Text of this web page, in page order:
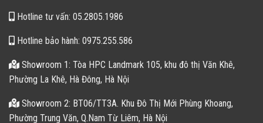
Hotline tư vấn: 05.2805.1986
Hotline bảo hành: 0975.255.586
Showroom 1: Tòa HPC Landmark 105, khu đô thị Văn Khê,
Phường La Khê, Hà Đông, Hà Nội
Showroom 2: BT06/TT3A. Khu Đô Thị Mới Phùng Khoang,
Phường Trung Văn, Q.Nam Từ Liêm, Hà Nội